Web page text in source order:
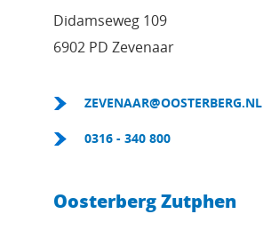
Didamseweg 109
6902 PD Zevenaar
ZEVENAAR@OOSTERBERG.NL
0316 - 340 800
Oosterberg Zutphen